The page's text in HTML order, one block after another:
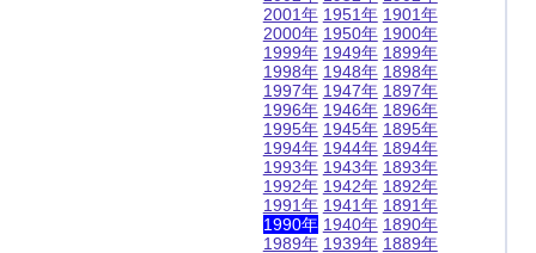
2001年
2000年
1999年
1998年
1997年
1996年
1995年
1994年
1993年
1992年
1991年
1990年
1989年
1951年
1950年
1949年
1948年
1947年
1946年
1945年
1944年
1943年
1942年
1941年
1940年
1939年
1901年
1900年
1899年
1898年
1897年
1896年
1895年
1894年
1893年
1892年
1891年
1890年
1889年